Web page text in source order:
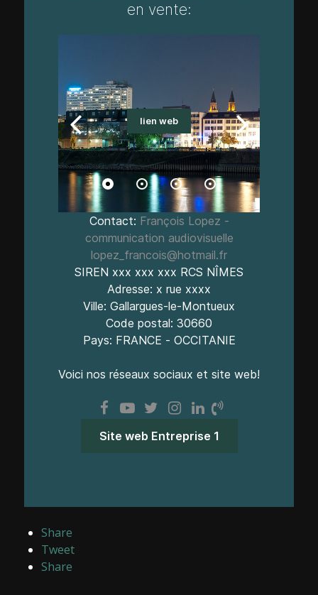
en vente:
lien web
Contact: François Lopez -
communication audiovisuelle
lopez_francois@hotmail.fr
SIREN xxx xxx xxx RCS NÎMES
Adresse: x rue xxxx
Ville: Gallargues-le-Montueux
Code postal: 30660
Pays: FRANCE - OCCITANIE
Voici nos réseaux sociaux et site web!
Site web Entreprise 1
Share
Tweet
Share